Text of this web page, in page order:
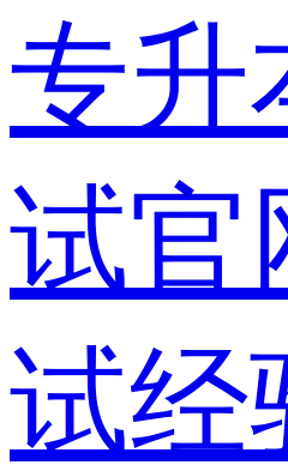
专升
试官
试经